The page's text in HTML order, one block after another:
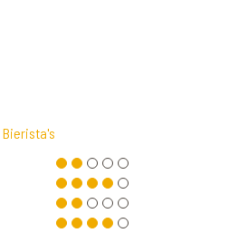
Bierista's